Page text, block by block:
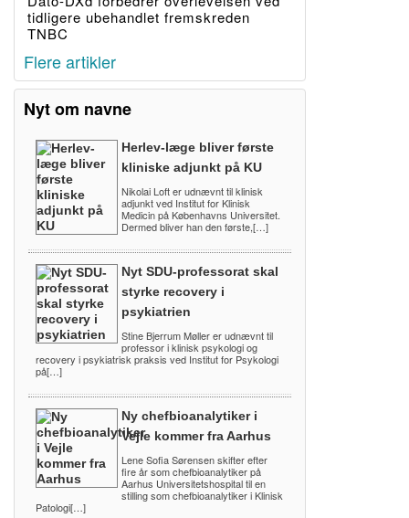
tidligere ubehandlet fremskreden
TNBC
Flere artikler
Nyt om navne
Herlev-læge bliver første
kliniske adjunkt på KU
Nikolai Loft er udnævnt til klinisk
adjunkt ved Institut for Klinisk
Medicin på Københavns Universitet.
Dermed bliver han den første,[…]
Nyt SDU-professorat skal
styrke recovery i
psykiatrien
Stine Bjerrum Møller er udnævnt til
professor i klinisk psykologi og
recovery i psykiatrisk praksis ved Institut for Psykologi
på[…]
Ny chefbioanalytiker i
Vejle kommer fra Aarhus
Lene Sofia Sørensen skifter efter
fire år som chefbioanalytiker på
Aarhus Universitetshospital til en
stilling som chefbioanalytiker i Klinisk
Patologi[…]